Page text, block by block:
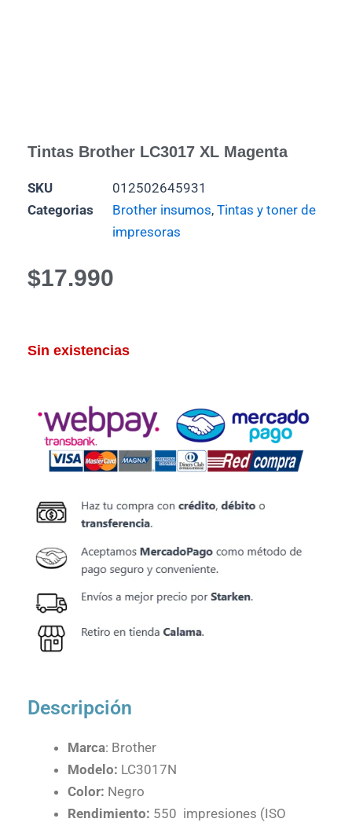
Tintas Brother LC3017 XL Magenta
SKU
012502645931
Categorias
Brother insumos, Tintas y toner de
impresoras
$17.990
Sin existencias
Descripción
Marca: Brother
Modelo: LC3017N
Color: Negro
Rendimiento: 550 impresiones (ISO